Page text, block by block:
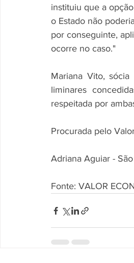
instituiu que a
o Estado não
por conseguinte,
ocorre no caso."
Mariana Vito,
liminares
respeitada por
Procurada pelo
Adriana Aguiar -
Fonte: VALOR